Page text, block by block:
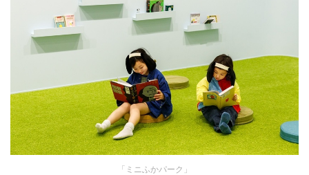
「ミニふかパーク」